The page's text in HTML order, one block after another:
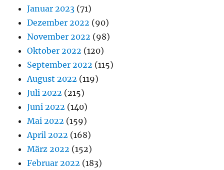
Januar 2023 (71)
Dezember 2022 (90)
November 2022 (98)
Oktober 2022 (120)
September 2022 (115)
August 2022 (119)
Juli 2022 (215)
Juni 2022 (140)
Mai 2022 (159)
April 2022 (168)
März 2022 (152)
Februar 2022 (183)